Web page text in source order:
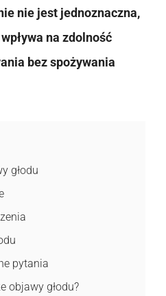
nie jest jednoznaczna,
na zdolność
bez spożywania
głodu
pytania
objawy głodu?